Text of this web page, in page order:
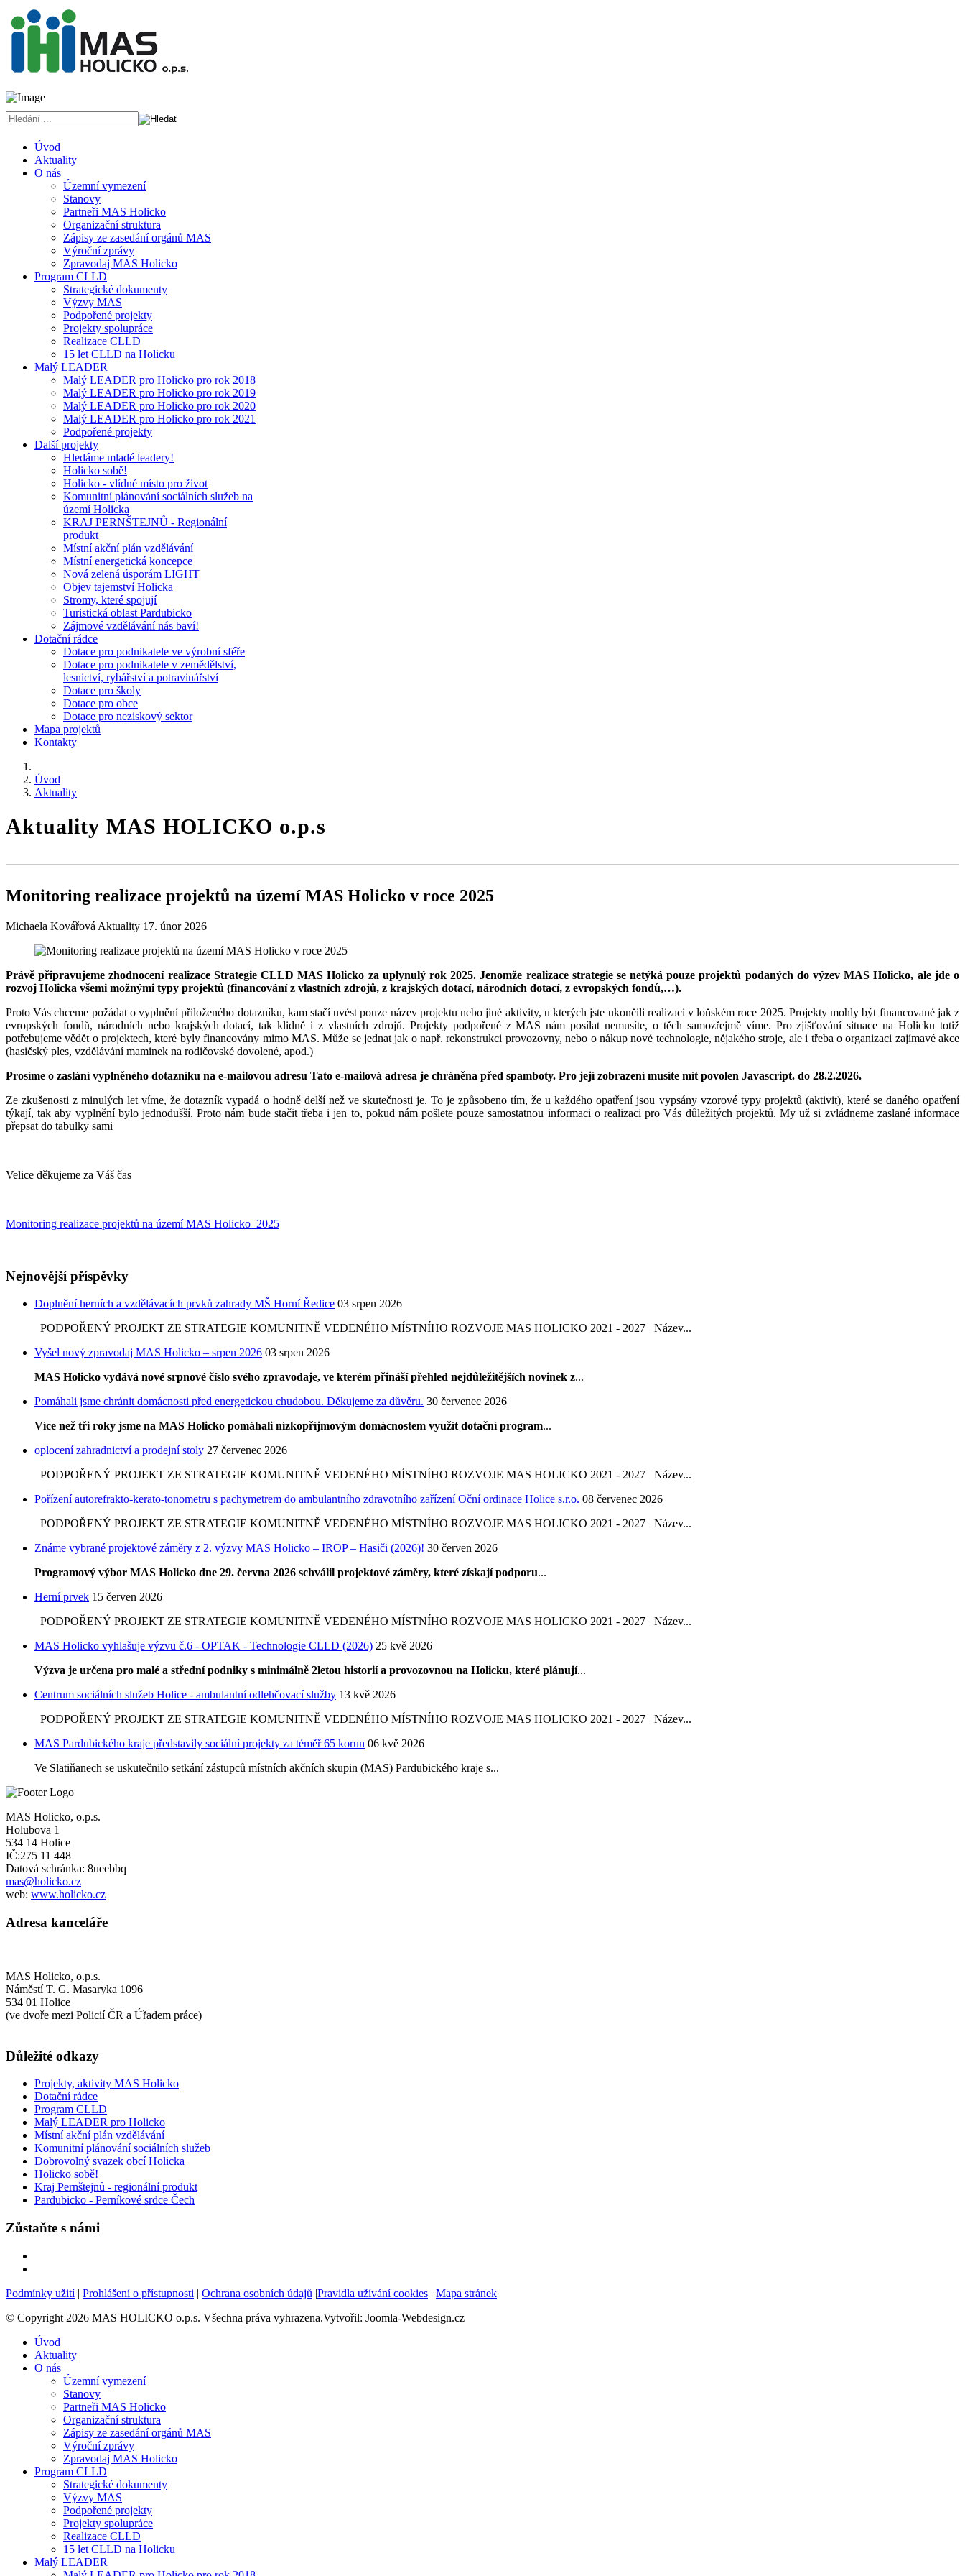
Úvod
Aktuality
O nás
Územní vymezení
Stanovy
Partneři MAS Holicko
Organizační struktura
Zápisy ze zasedání orgánů MAS
Výroční zprávy
Zpravodaj MAS Holicko
Program CLLD
Strategické dokumenty
Výzvy MAS
Podpořené projekty
Projekty spolupráce
Realizace CLLD
15 let CLLD na Holicku
Malý LEADER
Malý LEADER pro Holicko pro rok 2018
Malý LEADER pro Holicko pro rok 2019
Malý LEADER pro Holicko pro rok 2020
Malý LEADER pro Holicko pro rok 2021
Podpořené projekty
Další projekty
Hledáme mladé leadery!
Holicko sobě!
Holicko - vlídné místo pro život
Komunitní plánování sociálních služeb na
území Holicka
KRAJ PERNŠTEJNŮ - Regionální
produkt
Místní akční plán vzdělávání
Místní energetická koncepce
Nová zelená úsporám LIGHT
Objev tajemství Holicka
Stromy, které spojují
Turistická oblast Pardubicko
Zájmové vzdělávání nás baví!
Dotační rádce
Dotace pro podnikatele ve výrobní sféře
Dotace pro podnikatele v zemědělství,
lesnictví, rybářství a potravinářství
Dotace pro školy
Dotace pro obce
Dotace pro neziskový sektor
Mapa projektů
Kontakty
Úvod
Aktuality
Aktuality MAS HOLICKO o.p.s
Monitoring realizace projektů na území MAS Holicko v roce 2025
Michaela Kovářová Aktuality 17. únor 2026
Právě připravujeme zhodnocení realizace Strategie CLLD MAS Holicko za uplynulý rok 2025. Jenomže realizace strategie se netýká pouze projektů podaných do výzev MAS Holicko, ale jde o
rozvoj Holicka všemi možnými typy projektů (financování z vlastních zdrojů, z krajských dotací, národních dotací, z evropských fondů,…).
Proto Vás chceme požádat o vyplnění přiloženého dotazníku, kam stačí uvést pouze název projektu nebo jiné aktivity, u kterých jste ukončili realizaci v loňském roce 2025. Projekty mohly být financované jak z
evropských fondů, národních nebo krajských dotací, tak klidně i z vlastních zdrojů. Projekty podpořené z MAS nám posílat nemusíte, o těch samozřejmě víme. Pro zjišťování situace na Holicku totiž
potřebujeme vědět o projektech, které byly financovány mimo MAS. Může se jednat jak o např. rekonstrukci provozovny, nebo o nákup nové technologie, nějakého stroje, ale i třeba o organizaci zajímavé akce
(hasičský ples, vzdělávání maminek na rodičovské dovolené, apod.)
Prosíme o zaslání vyplněného dotazníku na e-mailovou adresu Tato e-mailová adresa je chráněna před spamboty. Pro její zobrazení musíte mít povolen Javascript. do 28.2.2026.
Ze zkušenosti z minulých let víme, že dotazník vypadá o hodně delší než ve skutečnosti je. To je způsobeno tím, že u každého opatření jsou vypsány vzorové typy projektů (aktivit), které se daného opatření
týkají, tak aby vyplnění bylo jednodušší.Proto nám bude stačit třeba i jen to, pokud nám pošlete pouze samostatnou informaci o realizaci pro Vás důležitých projektů. My už si zvládneme zaslané informace
přepsat do tabulky sami
Velice děkujeme za Váš čas
Monitoring realizace projektů na území MAS Holicko_2025
Nejnovější příspěvky
Doplnění herních a vzdělávacích prvků zahrady MŠ Horní Ředice 03 srpen 2026
PODPOŘENÝ PROJEKT ZE STRATEGIE KOMUNITNĚ VEDENÉHO MÍSTNÍHO ROZVOJE MAS HOLICKO 2021 - 2027 Název...
Vyšel nový zpravodaj MAS Holicko – srpen 2026 03 srpen 2026
MAS Holicko vydává nové srpnové číslo svého zpravodaje, ve kterém přináší přehled nejdůležitějších novinek z...
Pomáhali jsme chránit domácnosti před energetickou chudobou. Děkujeme za důvěru. 30 červenec 2026
Více než tři roky jsme na MAS Holicko pomáhali nízkopříjmovým domácnostem využít dotační program...
oplocení zahradnictví a prodejní stoly 27 červenec 2026
PODPOŘENÝ PROJEKT ZE STRATEGIE KOMUNITNĚ VEDENÉHO MÍSTNÍHO ROZVOJE MAS HOLICKO 2021 - 2027 Název...
Pořízení autorefrakto-kerato-tonometru s pachymetrem do ambulantního zdravotního zařízení Oční ordinace Holice s.r.o. 08 červenec 2026
PODPOŘENÝ PROJEKT ZE STRATEGIE KOMUNITNĚ VEDENÉHO MÍSTNÍHO ROZVOJE MAS HOLICKO 2021 - 2027 Název...
Známe vybrané projektové záměry z 2. výzvy MAS Holicko – IROP – Hasiči (2026)! 30 červen 2026
Programový výbor MAS Holicko dne 29. června 2026 schválil projektové záměry, které získají podporu...
Herní prvek 15 červen 2026
PODPOŘENÝ PROJEKT ZE STRATEGIE KOMUNITNĚ VEDENÉHO MÍSTNÍHO ROZVOJE MAS HOLICKO 2021 - 2027 Název...
MAS Holicko vyhlašuje výzvu č.6 - OPTAK - Technologie CLLD (2026) 25 kvě 2026
Výzva je určena pro malé a střední podniky s minimálně 2letou historií a provozovnou na Holicku, které plánují...
Centrum sociálních služeb Holice - ambulantní odlehčovací služby 13 kvě 2026
PODPOŘENÝ PROJEKT ZE STRATEGIE KOMUNITNĚ VEDENÉHO MÍSTNÍHO ROZVOJE MAS HOLICKO 2021 - 2027 Název...
MAS Pardubického kraje představily sociální projekty za téměř 65 korun 06 kvě 2026
Ve Slatiňanech se uskutečnilo setkání zástupců místních akčních skupin (MAS) Pardubického kraje s...
MAS Holicko, o.p.s.
Holubova 1
534 14 Holice
IČ:275 11 448
Datová schránka: 8ueebbq
mas@holicko.cz
web: www.holicko.cz
Adresa kanceláře
MAS Holicko, o.p.s.
Náměstí T. G. Masaryka 1096
534 01 Holice
(ve dvoře mezi Policií ČR a Úřadem práce)
Důležité odkazy
Projekty, aktivity MAS Holicko
Dotační rádce
Program CLLD
Malý LEADER pro Holicko
Místní akční plán vzdělávání
Komunitní plánování sociálních služeb
Dobrovolný svazek obcí Holicka
Holicko sobě!
Kraj Pernštejnů - regionální produkt
Pardubicko - Perníkové srdce Čech
Zůstaňte s námi
Podmínky užití| Prohlášení o přístupnosti | Ochrana osobních údajů |Pravidla užívání cookies | Mapa stránek
© Copyright 2026 MAS HOLICKO o.p.s. Všechna práva vyhrazena.Vytvořil: Joomla-Webdesign.cz
Úvod
Aktuality
O nás
Územní vymezení
Stanovy
Partneři MAS Holicko
Organizační struktura
Zápisy ze zasedání orgánů MAS
Výroční zprávy
Zpravodaj MAS Holicko
Program CLLD
Strategické dokumenty
Výzvy MAS
Podpořené projekty
Projekty spolupráce
Realizace CLLD
15 let CLLD na Holicku
Malý LEADER